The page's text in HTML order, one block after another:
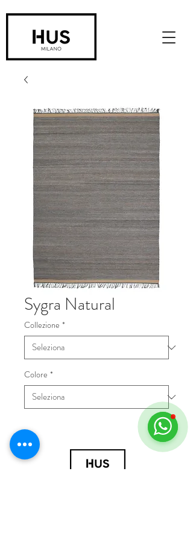
Sygra Natural
Collezione *
Colore *